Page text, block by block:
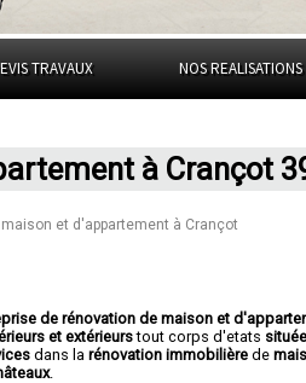
TRAVAUX NOS REALISATIONS
à Crançot
et d'appartement à Crançot
de rénovation de maison et
et extérieurstout corps d'etats
dans larénovation immobilière de
.